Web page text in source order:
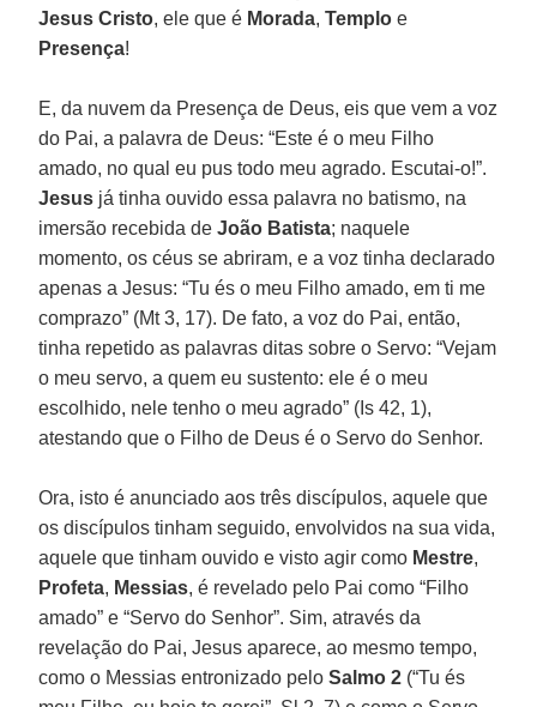
Jesus Cristo, ele que é Morada,Templo e
Presença!
E, da nuvem da Presença de Deus, eis que vem a voz
do Pai, a palavra de Deus: “Este é o meu Filho
amado, no qual eu pus todo meu agrado. Escutai-o!”.
Jesus já tinha ouvido essa palavra no batismo, na
imersão recebida deJoão Batista; naquele
momento, os céus se abriram, e a voz tinha declarado
apenas a Jesus: “Tu és o meu Filho amado, em ti me
comprazo” (Mt 3, 17). De fato, a voz do Pai, então,
tinha repetido as palavras ditas sobre o Servo: “Vejam
o meu servo, a quem eu sustento: ele é o meu
escolhido, nele tenho o meu agrado” (Is 42, 1),
atestando que o Filho de Deus é o Servo do Senhor.
Ora, isto é anunciado aos três discípulos, aquele que
os discípulos tinham seguido, envolvidos na sua vida,
aquele que tinham ouvido e visto agir como Mestre,
Profeta, Messias, é revelado pelo Pai como “Filho
amado” e “Servo do Senhor”. Sim, através da
revelação do Pai, Jesus aparece, ao mesmo tempo,
como o Messias entronizado peloSalmo 2 (“Tu és